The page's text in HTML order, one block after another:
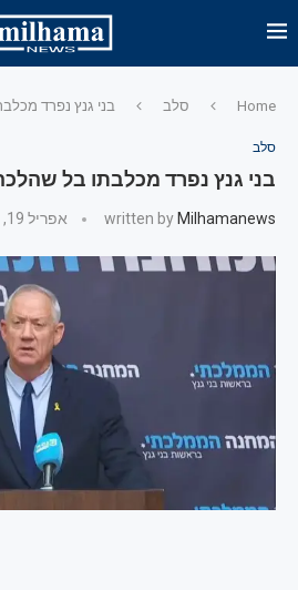
Home סלב בני גנץ נפרד
סלב
בני גנץ נפרד מכלבתו בל
written by Milhamanews אפריל 19, 2025